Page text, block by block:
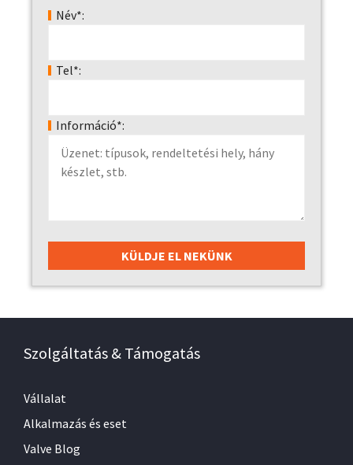
Név*:
Tel*:
Információ*:
Szolgáltatás & Támogatás
Vállalat
Alkalmazás és eset
Valve Blog